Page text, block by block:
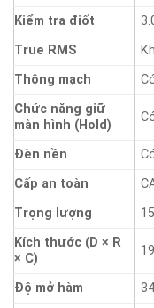
Kiểm tra điốt
True RMS
Thông mạch
Chức năng giữ
màn hình (Hold)
Đèn nền
Cấp an toàn
Trọng lượng
Kích thước (D × R
× C)
Độ mở hàm